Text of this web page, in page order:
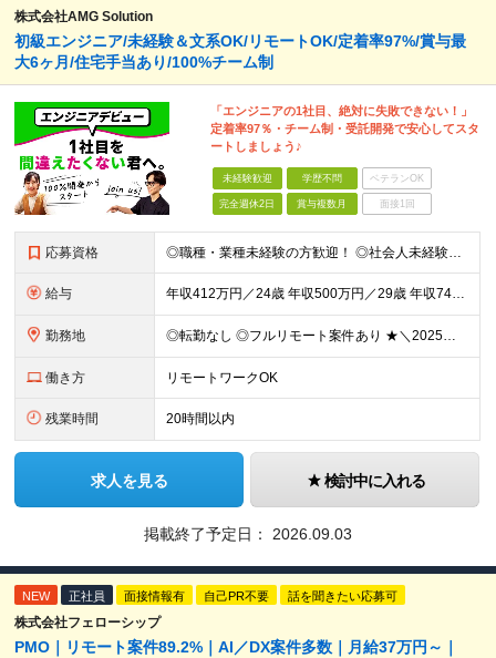
株式会社AMG Solution
初級エンジニア/未経験＆文系OK/リモートOK/定着率97%/賞与最
大6ヶ月/住宅手当あり/100%チーム制
「エンジニアの1社目、絶対に失敗できない！」
定着率97％・チーム制・受託開発で安心してスタ
ートしましょう♪
未経験歓迎 学歴不問 ベテランOK
完全週休2日 賞与複数月 面接1回
応募資格 ◎職種・業種未経験の方歓迎！ ◎社会人未経験、フリーター出身の方歓迎！ ◎第二新卒、ブランクありの方歓迎！ ■学歴不問 ■特別な資格や経験はいりません。お気軽にご応募ください。 ＜こんな方にピッタリ
給与 年収412万円／24歳 年収500万円／29歳 年収740万円／34歳 ▲▲年収例▲▲ 月給24万1800円～+賞与年2回（賞与昨年実績3.2ヶ月）+各種手当＋住宅手当あり(最大1万5千円) ※経
勤務地 ◎転勤なし ◎フルリモート案件あり ★＼2025年10月20日にNEWオフィス移転／★ ━━━━━━━━━━━━━━━━━━━━━━ AMG Solutionは、日本橋大伝馬町に移転！ 移転に向けて
働き方 リモートワークOK
残業時間 20時間以内
求人を見る 検討中に入れる
掲載終了予定日： 2026.09.03
NEW 正社員 面接情報有 自己PR不要 話を聞きたい応募可
株式会社フェローシップ
PMO｜リモート案件89.2%｜AI／DX案件多数｜月給37万円～｜